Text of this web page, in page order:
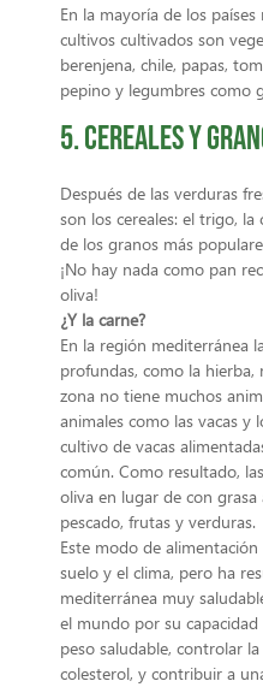
En la mayoría de los
cultivos cultivados son
berenjena, chile, papas,
pepino y legumbres como
5. Cereales y
Después de las verduras
son los cereales: el trigo,
de los granos más
¡No hay nada como pan
oliva!
¿Y la carne?
En la región mediterránea
profundas, como la hierba,
zona no tiene muchos
animales como las vacas y
cultivo de vacas
común. Como resultado,
oliva en lugar de con
pescado, frutas y verduras.
Este modo de
suelo y el clima, pero ha
mediterránea muy
el mundo por su
peso saludable, controlar
colesterol, y contribuir a